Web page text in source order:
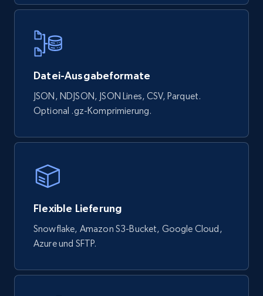
Datei-Ausgabeformate
JSON, NDJSON, JSON Lines, CSV, Parquet.
Optional .gz-Komprimierung.
Flexible Lieferung
Snowflake, Amazon S3-Bucket, Google Cloud,
Azure und SFTP.